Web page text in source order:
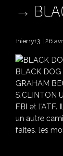
thierry13 26
BLACK
GRAHAM
S.CLINTON
FBI et l'ATF.
un autre
faites. les